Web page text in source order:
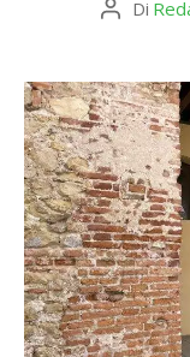
Autore
Di